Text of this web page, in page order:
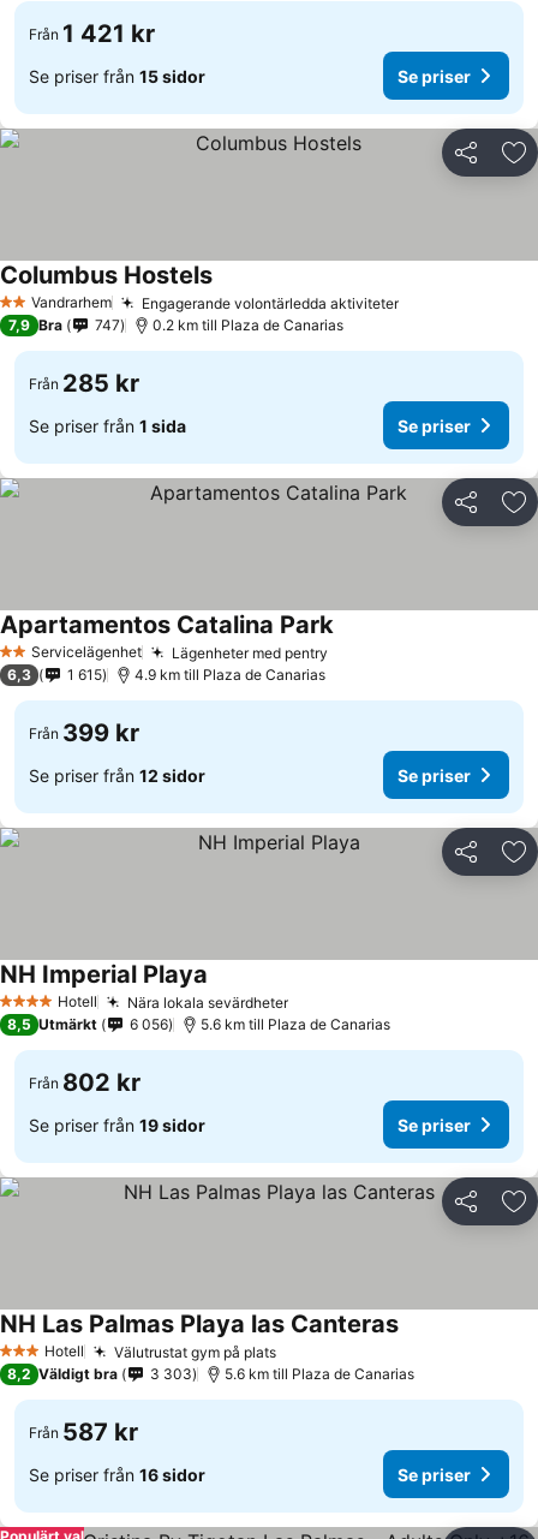
Från 1 421 kr
Se priser från 15 sidor Se priser
Dela
2 StjärnorVandrarhem Engagerande volontärledda aktiviteter
Columbus Hostels
7,9 Bra 747 0.2 km till Plaza de Canarias
Från 285 kr
Se priser från 1 sida Se priser
Dela
2 StjärnorServicelägenhet Lägenheter med pentry
Apartamentos Catalina Park
6,3 1 615 4.9 km till Plaza de Canarias
Från 399 kr
Se priser från 12 sidor Se priser
Dela
4 StjärnorHotell Nära lokala sevärdheter
NH Imperial Playa
8,5 Utmärkt 6 056 5.6 km till Plaza de Canarias
Från 802 kr
Se priser från 19 sidor Se priser
Dela
3 StjärnorHotell Välutrustat gym på plats
NH Las Palmas Playa las Canteras
8,2 Väldigt bra 3 303 5.6 km till Plaza de Canarias
Från 587 kr
Se priser från 16 sidor Se priser